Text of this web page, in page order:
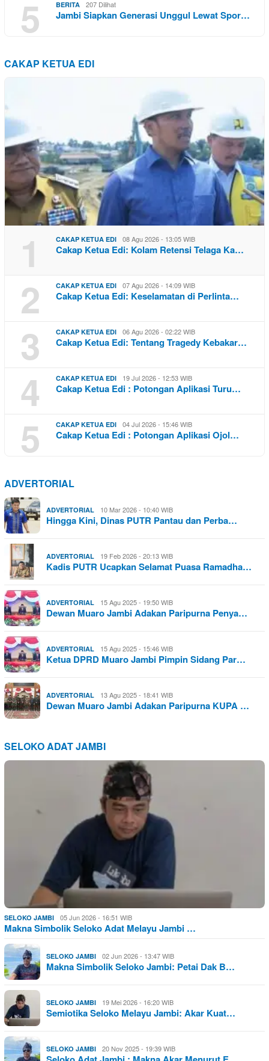
5 BERITA 207 Dilihat
Jambi Siapkan Generasi Unggul Lewat Spor…
CAKAP KETUA EDI
1 CAKAP KETUA EDI 08 Agu 2026 - 13:05 WIB
Cakap Ketua Edi: Kolam Retensi Telaga Ka…
2 CAKAP KETUA EDI 07 Agu 2026 - 14:09 WIB
Cakap Ketua Edi: Keselamatan di Perlinta…
3 CAKAP KETUA EDI 06 Agu 2026 - 02:22 WIB
Cakap Ketua Edi: Tentang Tragedy Kebakar…
4 CAKAP KETUA EDI 19 Jul 2026 - 12:53 WIB
Cakap Ketua Edi : Potongan Aplikasi Turu…
5 CAKAP KETUA EDI 04 Jul 2026 - 15:46 WIB
Cakap Ketua Edi : Potongan Aplikasi Ojol…
ADVERTORIAL
ADVERTORIAL 10 Mar 2026 - 10:40 WIB
Hingga Kini, Dinas PUTR Pantau dan Perba…
ADVERTORIAL 19 Feb 2026 - 20:13 WIB
Kadis PUTR Ucapkan Selamat Puasa Ramadha…
ADVERTORIAL 15 Agu 2025 - 19:50 WIB
Dewan Muaro Jambi Adakan Paripurna Penya…
ADVERTORIAL 15 Agu 2025 - 15:46 WIB
Ketua DPRD Muaro Jambi Pimpin Sidang Par…
ADVERTORIAL 13 Agu 2025 - 18:41 WIB
Dewan Muaro Jambi Adakan Paripurna KUPA …
SELOKO ADAT JAMBI
SELOKO JAMBI 05 Jun 2026 - 16:51 WIB
Makna Simbolik Seloko Adat Melayu Jambi …
SELOKO JAMBI 02 Jun 2026 - 13:47 WIB
Makna Simbolik Seloko Jambi: Petai Dak B…
SELOKO JAMBI 19 Mei 2026 - 16:20 WIB
Semiotika Seloko Melayu Jambi: Akar Kuat…
SELOKO JAMBI 20 Nov 2025 - 19:39 WIB